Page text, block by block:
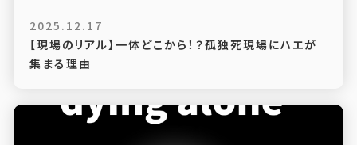
2025.12.17
【現場のリアル】一体どこから！？孤独死現場にハエが
集まる理由